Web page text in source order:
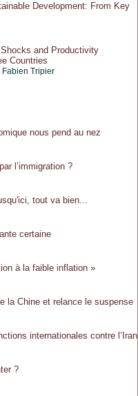
Development: From Key
and Productivity
Countries
Fabien Tripier
nous pend au nez
l’immigration ?
tout va bien...
certaine
à la faible inflation »
la Chine et relance le suspense
internationales contre l’Iran
?